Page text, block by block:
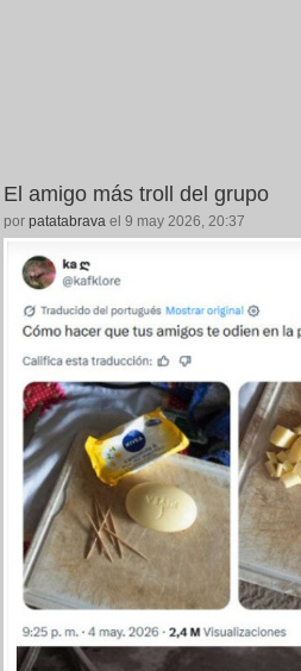
El amigo más troll del grupo
por patatabrava el 9 may 2026, 20:37